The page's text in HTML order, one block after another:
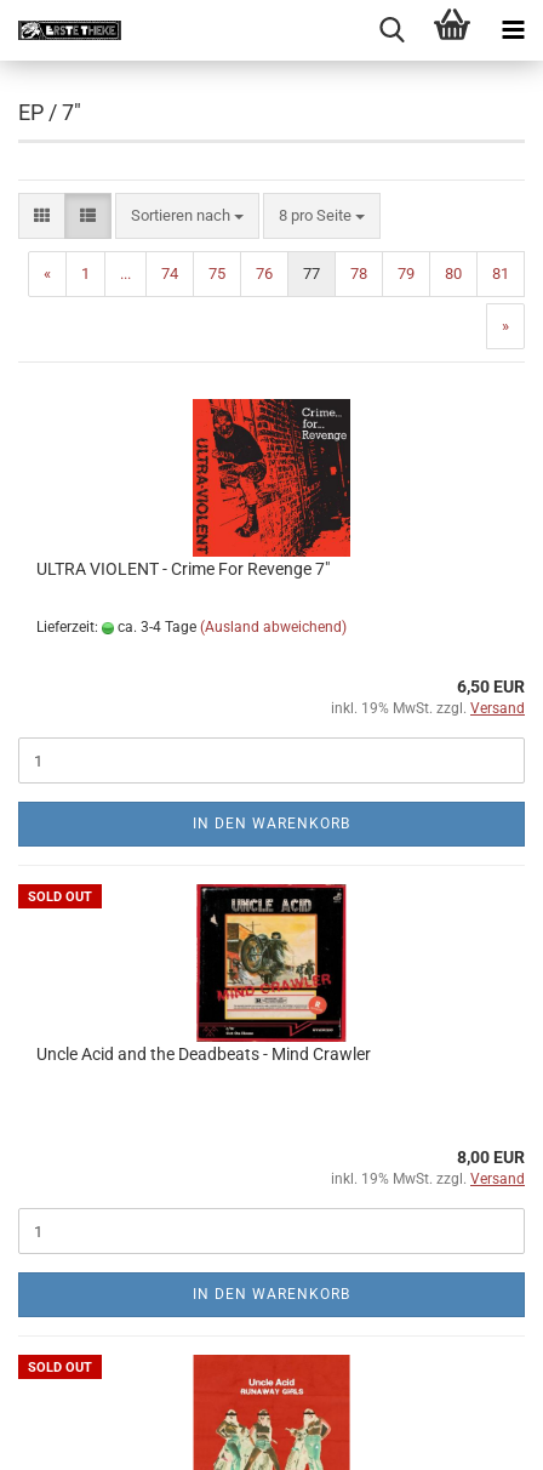
EP / 7"
Sortieren nach
Sortieren nach 8 pro Seite
pro Seite
« 1 ... 74 75 76 77 78 79 80 81
»
ULTRA VIOLENT - Crime For Revenge 7"
Lieferzeit: ca. 3-4 Tage (Ausland abweichend)
6,50 EUR
inkl. 19% MwSt. zzgl. Versand
IN DEN WARENKORB
SOLD OUT
Uncle Acid and the Deadbeats - Mind Crawler
8,00 EUR
inkl. 19% MwSt. zzgl. Versand
IN DEN WARENKORB
SOLD OUT